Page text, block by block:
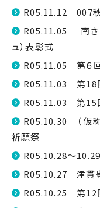
R05.11.12 007秋
R05.11.05 南さ
ュ）表彰式
R05.11.05 第６
R05.11.03 第18
R05.11.03 第15
R05.10.30 （仮
祈願祭
R05.10.28～
R05.10.27 津貫
R05.10.25 第12